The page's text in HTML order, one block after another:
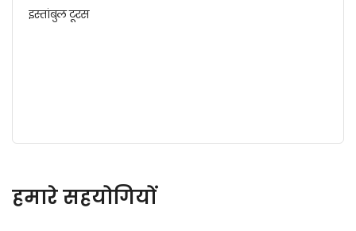
इस्तांबुल टूरस
हमारे सहयोगियों